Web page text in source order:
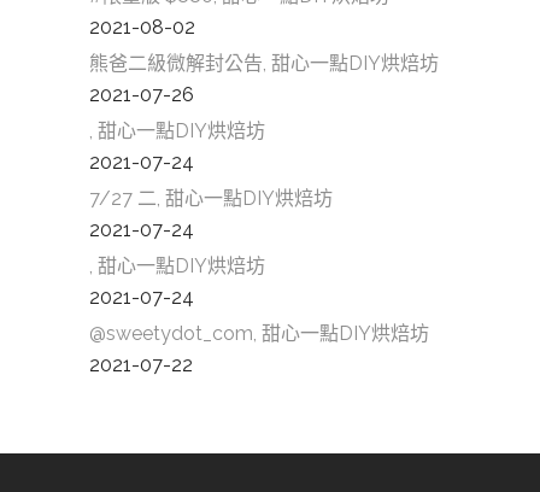
2021-08-02
熊爸二級微解封公告, 甜心一點DIY烘焙坊
2021-07-26
, 甜心一點DIY烘焙坊
2021-07-24
7/27 二, 甜心一點DIY烘焙坊
2021-07-24
, 甜心一點DIY烘焙坊
2021-07-24
@sweetydot_com, 甜心一點DIY烘焙坊
2021-07-22